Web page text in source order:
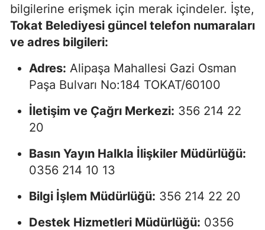
bilgilerine erişmek için merak içindeler. İşte,
Tokat Belediyesi güncel telefon numaraları
ve adres bilgileri:
Adres: Alipaşa Mahallesi Gazi Osman
Paşa Bulvarı No:184 TOKAT/60100
İletişim ve Çağrı Merkezi: 356 214 22
20
Basın Yayın Halkla İlişkiler Müdürlüğü:
0356 214 10 13
Bilgi İşlem Müdürlüğü: 356 214 22 20
Destek Hizmetleri Müdürlüğü: 0356